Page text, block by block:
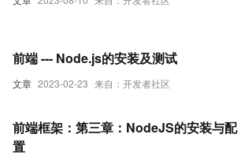
文章 2023-02-23 来自：开发者社区
前端 --- Node.js的安装及测试
前端框架：第三章：NodeJS的安装与配
置